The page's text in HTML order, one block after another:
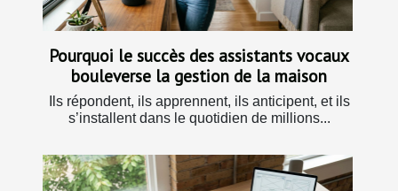
Pourquoi le succès des assistants vocaux
bouleverse la gestion de la maison
Ils répondent, ils apprennent, ils anticipent, et ils
s’installent dans le quotidien de millions...